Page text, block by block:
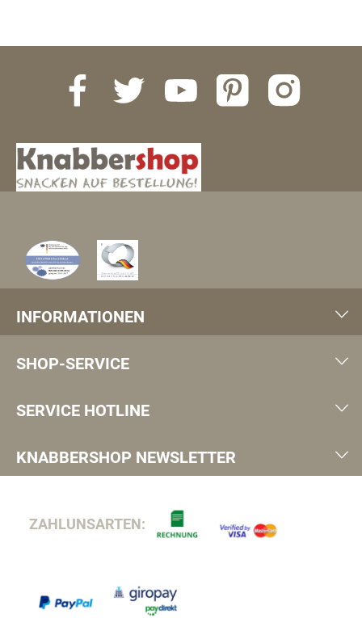
INFORMATIONEN
SHOP-SERVICE
SERVICE HOTLINE
KNABBERSHOP NEWSLETTER
ZAHLUNSARTEN: